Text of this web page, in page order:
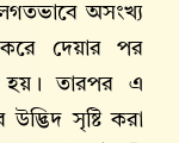
অসংখ্য
করে দেয়ার পর
হয়। তারপর এ
সৃষ্টি করা